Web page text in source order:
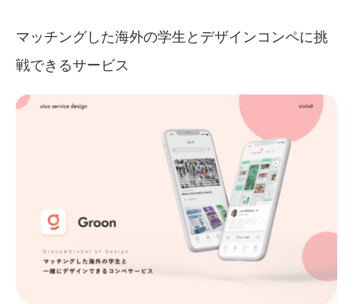
マッチングした海外の学生とデザインコンペに挑
戦できるサービス